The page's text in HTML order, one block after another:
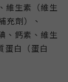
維生素（維生
充劑）、
、鈣素、維生
蛋白（蛋白